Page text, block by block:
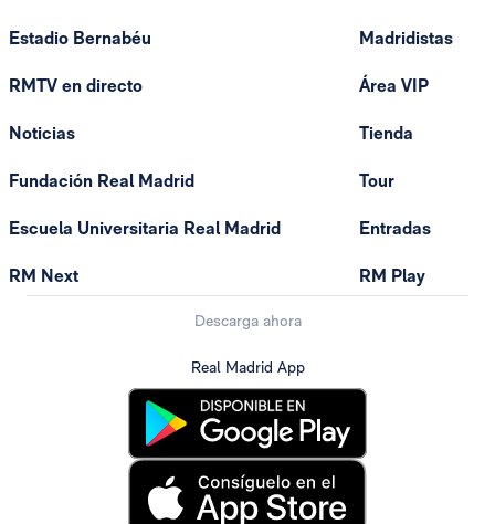
Estadio Bernabéu
RMTV en directo
Noticias
Fundación Real Madrid
Escuela Universitaria Real Madrid
RM Next
Madridistas
Área VIP
Tienda
Tour
Entradas
RM Play
Descarga ahora
Real Madrid App